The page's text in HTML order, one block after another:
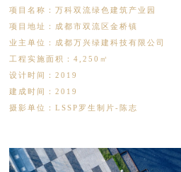
项目名称：万科双流绿色建筑产业园
项目地址：成都市双流区金桥镇
业主单位：成都万兴绿建科技有限公司
工程实施面积：4,250㎡
设计时间：2019
建成时间：2019
摄影单位：LSSP罗生制片-陈志